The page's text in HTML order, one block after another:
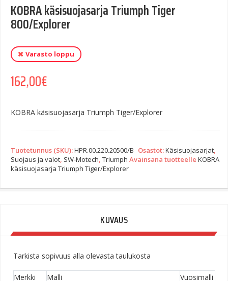
KOBRA käsisuojasarja Triumph Tiger
800/Explorer
Varasto loppu
162,00€
KOBRA käsisuojasarja Triumph Tiger/Explorer
Tuotetunnus (SKU):HPR.00.220.20500/B Osastot:Käsisuojasarjat,
Suojaus ja valot, SW-Motech, Triumph Avainsana tuotteelle KOBRA
käsisuojasarja Triumph Tiger/Explorer
KUVAUS
Tarkista sopivuus alla olevasta taulukosta
Merkki Malli
Vuosimalli